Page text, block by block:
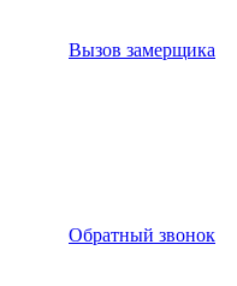
Вызов замерщика
Обратный звонок